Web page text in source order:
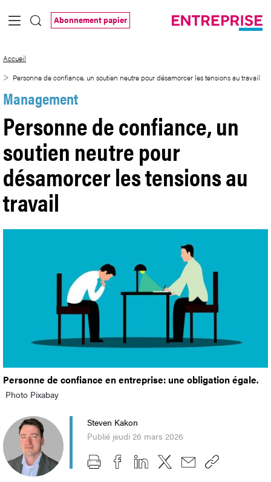
Saut au contenu principal
Abonnement papier
Accueil
Personne de confiance, un soutien neutre pour désamorcer les tensions au travail
Management
Personne de confiance, un
soutien neutre pour
désamorcer les tensions au
travail
Personne de confiance en entreprise: une obligation égale.
Photo Pixabay
Steven Kakon
Publié jeudi 26 mars 2026